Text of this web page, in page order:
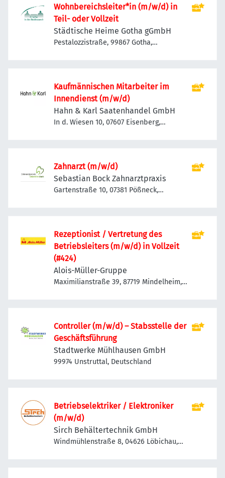
Wohnbereichsleiter*in (m/w/d) in
Teil- oder Vollzeit
Städtische Heime Gotha gGmbH
Pestalozzistraße, 99867 Gotha,
Kaufmännischen Mitarbeiter im
Innendienst (m/w/d)
Hahn & Karl Saatenhandel GmbH
In d. Wiesen 10, 07607 Eisenberg,
Zahnarzt (m/w/d)
Sebastian Bock Zahnarztpraxis
Gartenstraße 10, 07381 Pößneck,
Rezeptionist / Vertretung des
Betriebsleiters (m/w/d) in Vollzeit
(#424)
Alois-Müller-Gruppe
Maximilianstraße 39, 87719 Mindelheim,
Controller (m/w/d) – Stabsstelle der
Geschäftsführung
Stadtwerke Mühlhausen GmbH
99974 Unstruttal, Deutschland
Betriebselektriker / Elektroniker
(m/w/d)
Sirch Behältertechnik GmbH
Windmühlenstraße 8, 04626 Löbichau,